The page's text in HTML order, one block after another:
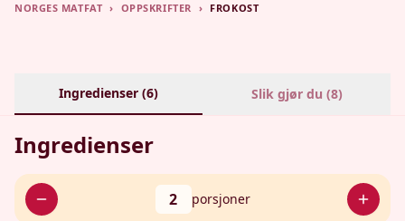
NORGES MATFAT › OPPSKRIFTER › FROKOST
Ingredienser (6) Slik gjør du (8)
Ingredienser
2 porsjoner